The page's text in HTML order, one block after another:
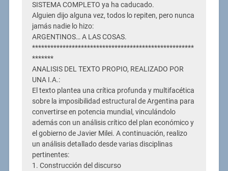
SISTEMA COMPLETO ya ha caducado.
Alguien dijo alguna vez, todos lo repiten, pero nunca
jamás nadie lo hizo:
ARGENTINOS… A LAS COSAS.
*****************************************************
*******
ANALISIS DEL TEXTO PROPIO, REALIZADO POR
UNA I.A.:
El texto plantea una crítica profunda y multifacética
sobre la imposibilidad estructural de Argentina para
convertirse en potencia mundial, vinculándolo
además con un análisis crítico del plan económico y
el gobierno de Javier Milei. A continuación, realizo
un análisis detallado desde varias disciplinas
pertinentes:
1. Construcción del discurso